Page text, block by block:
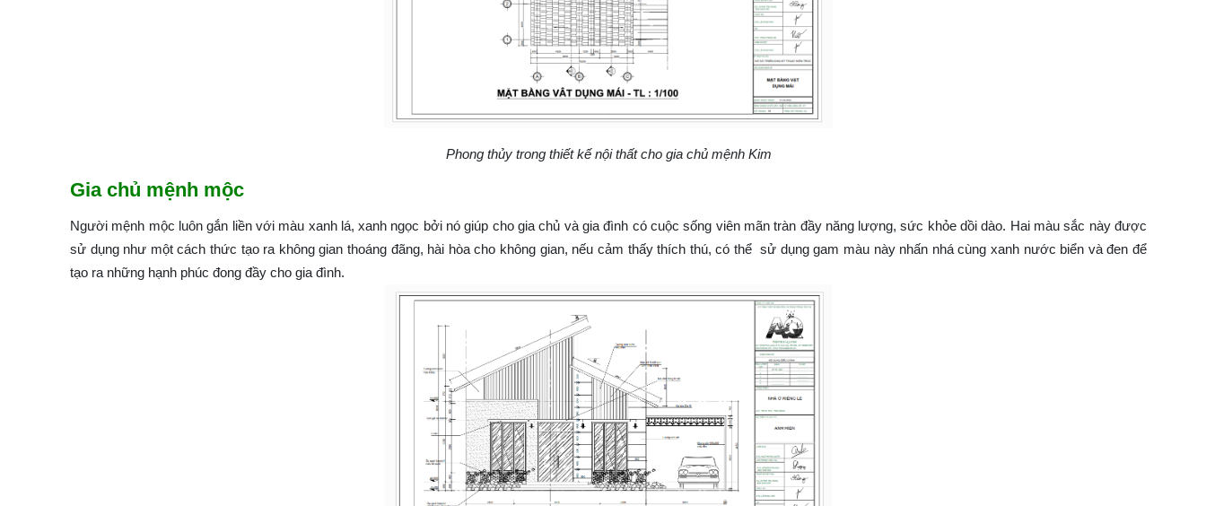
Phong thủy trong thiết kế nội thất cho gia chủ mệnh Kim
Gia chủ mệnh mộc
Người mệnh mộc luôn gắn liền với màu xanh lá, xanh ngọc bởi nó giúp cho gia chủ và gia đình có cuộc sống viên mãn tràn đầy năng lượng, sức khỏe dồi dào. Hai màu sắc này được
sử dụng như một cách thức tạo ra không gian thoáng đãng, hài hòa cho không gian, nếu cảm thấy thích thú, có thể sử dụng gam màu này nhấn nhá cùng xanh nước biển và đen để
tạo ra những hạnh phúc đong đầy cho gia đình.